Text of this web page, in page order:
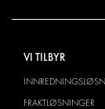
VI TILBYR
FRAKTLØSNINGER